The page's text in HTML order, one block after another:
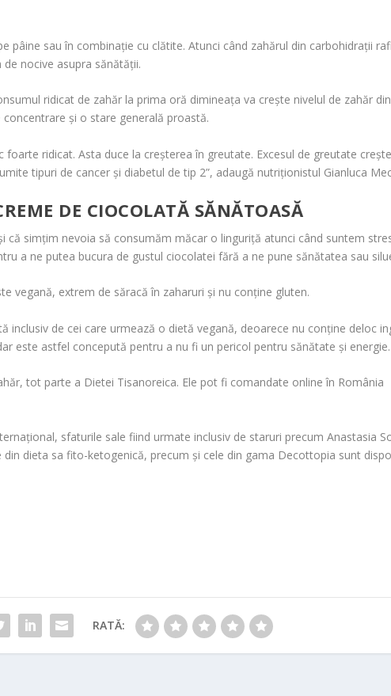
sau în combinație cu clătite. Atunci când zahărul din carbohidrații
nocive asupra sănătății.
ridicat de zahăr la prima oră dimineața va crește nivelul de zahăr
și o stare generală proastă.
ridicat. Asta duce la creșterea în greutate. Excesul de greutate
tipuri de cancer și diabetul de tip 2”, adaugă nutriționistul Gianluca
DE CIOCOLATĂ SĂNĂTOASĂ
simțim nevoia să consumăm măcar o linguriță atunci când suntem
a ne putea bucura de gustul ciocolatei fără a ne pune sănătatea sau
vegană, extrem de săracă în zaharuri și nu conține gluten.
de cei care urmează o dietă vegană, deoarece nu conține deloc
este astfel concepută pentru a nu fi un pericol pentru sănătate și energie.
tot parte a Dietei Tisanoreica. Ele pot fi comandate online în România
sfaturile sale fiind urmate inclusiv de staruri precum Anastasia
dieta sa fito-ketogenică, precum și cele din gama Decottopia sunt
RATĂ: